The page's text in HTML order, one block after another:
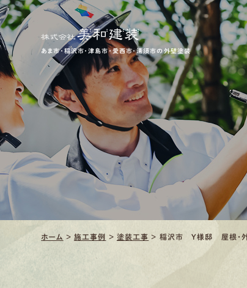
あま市・稲沢市・津島市・愛西市・清須市の外壁塗装
ホーム > 施工事例 > 塗装工事 > 稲沢市 Y様邸 屋根・